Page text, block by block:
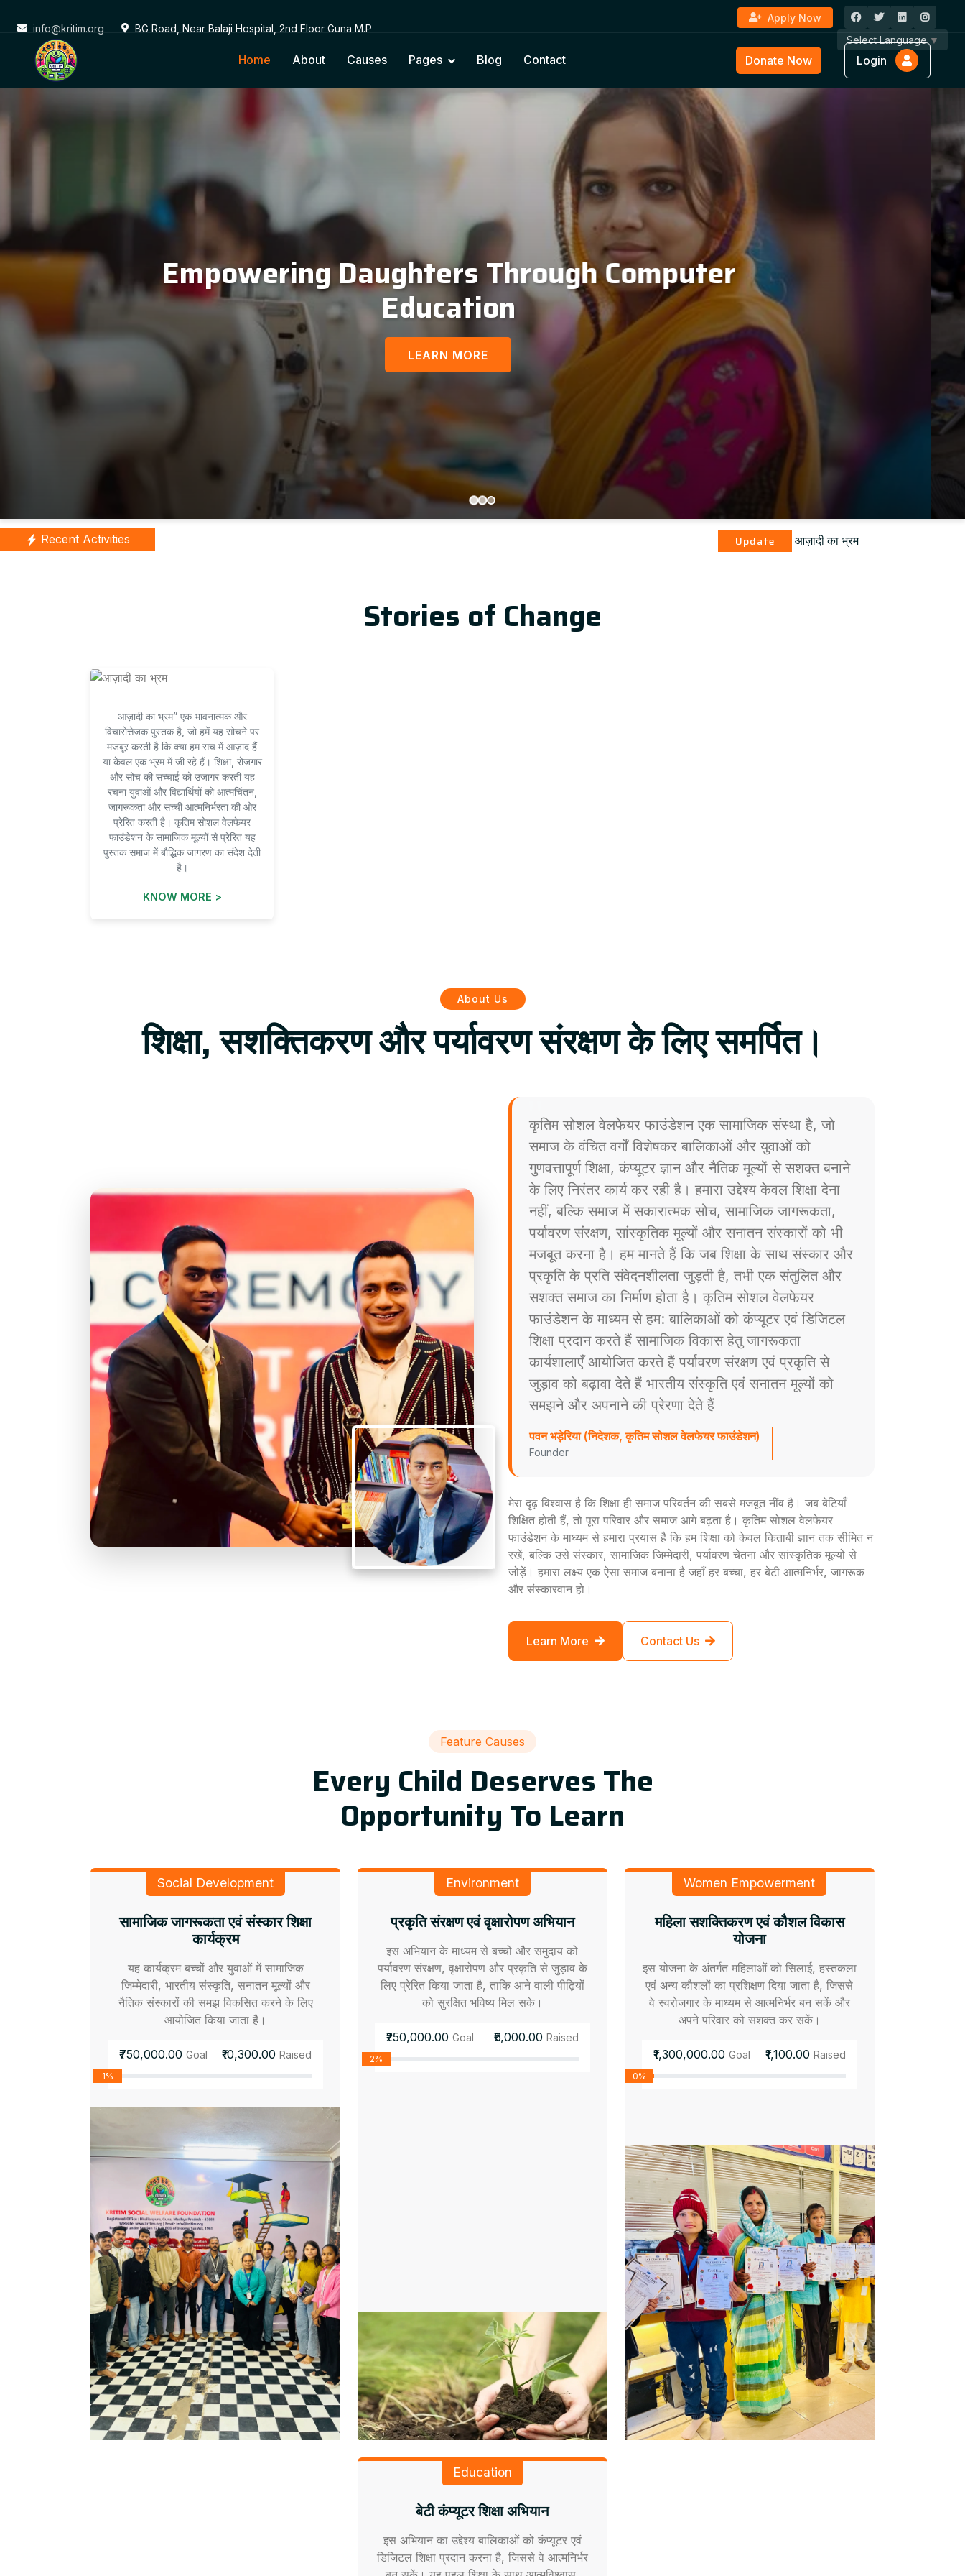
info@kritim.org BG Road, Near Balaji Hospital, 2nd Floor Guna M.P
Apply Now
Select Language ▼
Home About Causes Pages Blog Contact Donate Now Login
Connecting Education with Nature &
Cultural Values
LEARN MORE
Recent Activities आज़ादी का भ्रम
Stories of Change
आज़ादी का भ्रम” एक भावनात्मक और
विचारोत्तेजक पुस्तक है, जो हमें यह सोचने पर
मजबूर करती है कि क्या हम सच में आज़ाद हैं
या केवल एक भ्रम में जी रहे हैं। शिक्षा, रोजगार
और सोच की सच्चाई को उजागर करती यह
रचना युवाओं और विद्यार्थियों को आत्मचिंतन,
जागरूकता और सच्ची आत्मनिर्भरता की ओर
प्रेरित करती है। कृतिम सोशल वेलफेयर
फाउंडेशन के सामाजिक मूल्यों से प्रेरित यह
पुस्तक समाज में बौद्धिक जागरण का संदेश देती
है।
KNOW MORE >
About Us
शिक्षा, सशक्तिकरण और पर्यावरण संरक्षण के लिए समर्पित।
कृतिम सोशल वेलफेयर फाउंडेशन एक सामाजिक संस्था है, जो
समाज के वंचित वर्गों विशेषकर बालिकाओं और युवाओं को
गुणवत्तापूर्ण शिक्षा, कंप्यूटर ज्ञान और नैतिक मूल्यों से सशक्त बनाने
के लिए निरंतर कार्य कर रही है। हमारा उद्देश्य केवल शिक्षा देना
नहीं, बल्कि समाज में सकारात्मक सोच, सामाजिक जागरूकता,
पर्यावरण संरक्षण, सांस्कृतिक मूल्यों और सनातन संस्कारों को भी
मजबूत करना है। हम मानते हैं कि जब शिक्षा के साथ संस्कार और
प्रकृति के प्रति संवेदनशीलता जुड़ती है, तभी एक संतुलित और
सशक्त समाज का निर्माण होता है। कृतिम सोशल वेलफेयर
फाउंडेशन के माध्यम से हम: बालिकाओं को कंप्यूटर एवं डिजिटल
शिक्षा प्रदान करते हैं सामाजिक विकास हेतु जागरूकता
कार्यशालाएँ आयोजित करते हैं पर्यावरण संरक्षण एवं प्रकृति से
जुड़ाव को बढ़ावा देते हैं भारतीय संस्कृति एवं सनातन मूल्यों को
समझने और अपनाने की प्रेरणा देते हैं
पवन भड़ेरिया (निदेशक, कृतिम सोशल वेलफेयर फाउंडेशन)
Founder
मेरा दृढ़ विश्वास है कि शिक्षा ही समाज परिवर्तन की सबसे मजबूत नींव है। जब बेटियाँ
शिक्षित होती हैं, तो पूरा परिवार और समाज आगे बढ़ता है। कृतिम सोशल वेलफेयर
फाउंडेशन के माध्यम से हमारा प्रयास है कि हम शिक्षा को केवल किताबी ज्ञान तक सीमित न
रखें, बल्कि उसे संस्कार, सामाजिक जिम्मेदारी, पर्यावरण चेतना और सांस्कृतिक मूल्यों से
जोड़ें। हमारा लक्ष्य एक ऐसा समाज बनाना है जहाँ हर बच्चा, हर बेटी आत्मनिर्भर, जागरूक
और संस्कारवान हो।
Learn More Contact Us
Feature Causes
Every Child Deserves The
Opportunity To Learn
Social Development
सामाजिक जागरूकता एवं संस्कार शिक्षा
कार्यक्रम
यह कार्यक्रम बच्चों और युवाओं में सामाजिक
जिम्मेदारी, भारतीय संस्कृति, सनातन मूल्यों और
नैतिक संस्कारों की समझ विकसित करने के लिए
आयोजित किया जाता है।
₹750,000.00Goal ₹10,300.00 Raised
1%
Environment
प्रकृति संरक्षण एवं वृक्षारोपण अभियान
इस अभियान के माध्यम से बच्चों और समुदाय को
पर्यावरण संरक्षण, वृक्षारोपण और प्रकृति से जुड़ाव के
लिए प्रेरित किया जाता है, ताकि आने वाली पीढ़ियों
को सुरक्षित भविष्य मिल सके।
₹250,000.00 Goal ₹6,000.00 Raised
2%
Women Empowerment
महिला सशक्तिकरण एवं कौशल विकास
योजना
इस योजना के अंतर्गत महिलाओं को सिलाई, हस्तकला
एवं अन्य कौशलों का प्रशिक्षण दिया जाता है, जिससे
वे स्वरोजगार के माध्यम से आत्मनिर्भर बन सकें और
अपने परिवार को सशक्त कर सकें।
₹1,300,000.00 Goal ₹1,100.00 Raised
0%
Education
बेटी कंप्यूटर शिक्षा अभियान
इस अभियान का उद्देश्य बालिकाओं को कंप्यूटर एवं
डिजिटल शिक्षा प्रदान करना है, जिससे वे आत्मनिर्भर